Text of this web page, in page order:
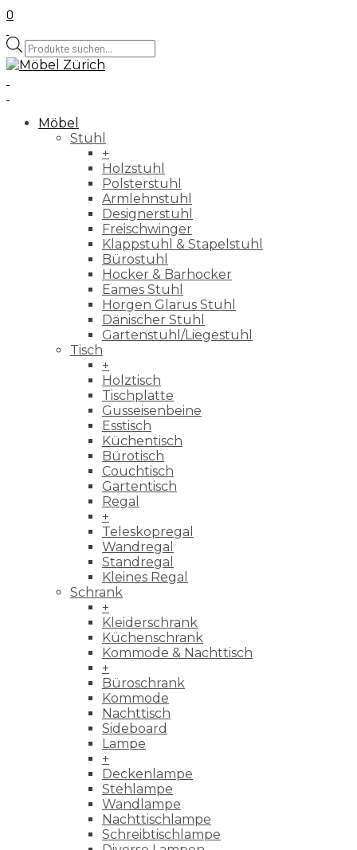
0
Products
search
Möbel
Stuhl
+
Holzstuhl
Polsterstuhl
Armlehnstuhl
Designerstuhl
Freischwinger
Klappstuhl & Stapelstuhl
Bürostuhl
Hocker & Barhocker
Eames Stuhl
Horgen Glarus Stuhl
Dänischer Stuhl
Gartenstuhl/Liegestuhl
Tisch
+
Holztisch
Tischplatte
Gusseisenbeine
Esstisch
Küchentisch
Bürotisch
Couchtisch
Gartentisch
Regal
+
Teleskopregal
Wandregal
Standregal
Kleines Regal
Schrank
+
Kleiderschrank
Küchenschrank
Kommode & Nachttisch
+
Büroschrank
Kommode
Nachttisch
Sideboard
Lampe
+
Deckenlampe
Stehlampe
Wandlampe
Nachttischlampe
Schreibtischlampe